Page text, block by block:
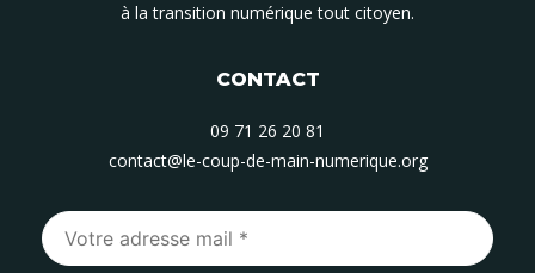
à la transition numérique tout citoyen.
CONTACT
09 71 26 20 81
contact@le-coup-de-main-numerique.org